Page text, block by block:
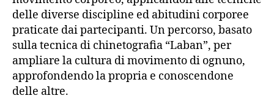
delle diverse discipline ed abitudini corporee
praticate dai partecipanti. Un percorso, basato
sulla tecnica di chinetografia “Laban”, per
ampliare la cultura di movimento di ognuno,
approfondendo la propria e conoscendone
delle altre.